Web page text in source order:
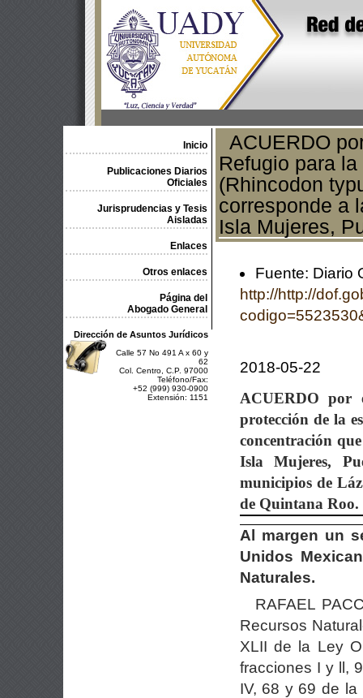
Inicio
Publicaciones Diarios
Oficiales
Jurisprudencias y Tesis
Aisladas
Enlaces
Otros enlaces
Página del
Abogado General
Dirección de Asuntos Jurídicos
Calle 57 No 491 A x 60 y
62
Col. Centro, C.P. 97000
Teléfono/Fax:
+52 (999) 930-0900
Extensión: 1151
ACUERDO
Refugio para
(Rhincodon
corresponde a
Isla Mujeres,
Fuente: Diario
http://http://
2018-05-22
ACUERDO por
protección de la
concentración
Isla
Mujeres,
municipios de
de Quintana Roo.
Al margen un
Unidos
Naturales.
RAFAEL
Recursos
XLII de la Ley
fracciones I y ll,
IV, 68 y 69 de la